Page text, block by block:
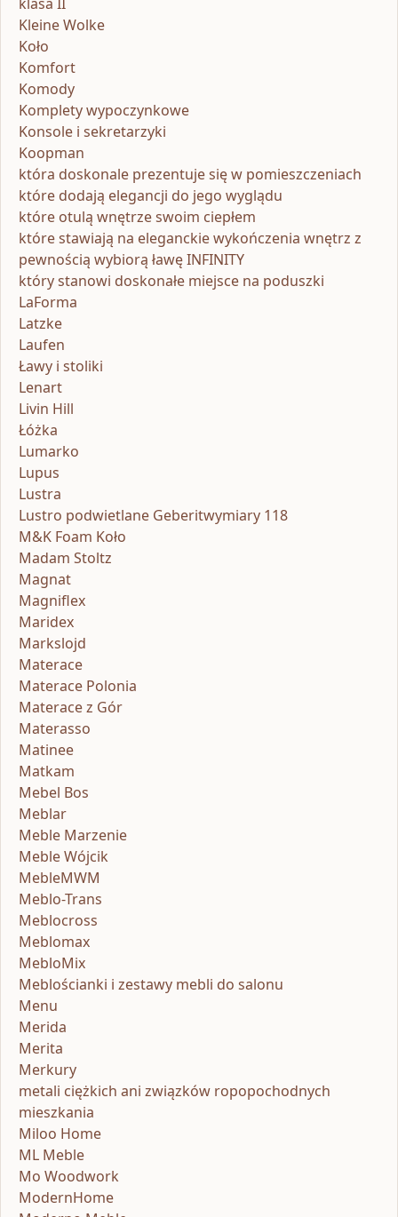
Kleine Wolke
Koło
Komfort
Komody
Komplety wypoczynkowe
Konsole i sekretarzyki
Koopman
która doskonale prezentuje się w pomieszczeniach
które dodają elegancji do jego wyglądu
które otulą wnętrze swoim ciepłem
które stawiają na eleganckie wykończenia wnętrz z
pewnością wybiorą ławę INFINITY
który stanowi doskonałe miejsce na poduszki
LaForma
Latzke
Laufen
Ławy i stoliki
Lenart
Livin Hill
Łóżka
Lumarko
Lupus
Lustra
Lustro podwietlane Geberitwymiary 118
M&K Foam Koło
Madam Stoltz
Magnat
Magniflex
Maridex
Markslojd
Materace
Materace Polonia
Materace z Gór
Materasso
Matinee
Matkam
Mebel Bos
Meblar
Meble Marzenie
Meble Wójcik
MebleMWM
Meblo-Trans
Meblocross
Meblomax
MebloMix
Meblościanki i zestawy mebli do salonu
Menu
Merida
Merita
Merkury
metali ciężkich ani związków ropopochodnych
mieszkania
Miloo Home
ML Meble
Mo Woodwork
ModernHome